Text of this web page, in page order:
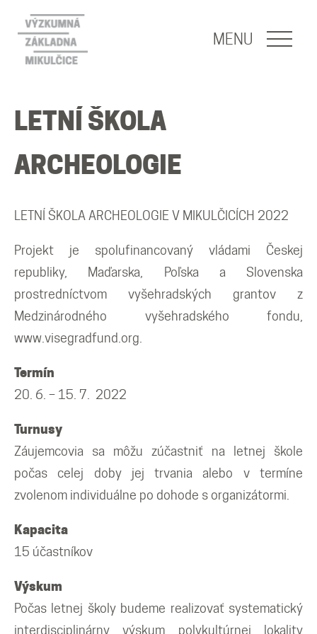
NAVIGACE
Publikace
Mikulčické ediční řady
Projekty
Klíčová témata výzkumu
MENU
LETNÍ ŠKOLA
ARCHEOLOGIE
LETNÍ ŠKOLA ARCHEOLOGIE V MIKULČICÍCH 2022
Projekt je spolufinancovaný vládami Českej
republiky, Maďarska, Poľska a Slovenska
prostredníctvom vyšehradských grantov z
Medzinárodného vyšehradského fondu,
www.visegradfund.org.
Termín
20. 6. – 15. 7. 2022
Turnusy
Záujemcovia sa môžu zúčastniť na letnej škole
počas celej doby jej trvania alebo v termíne
zvolenom individuálne po dohode s organizátormi.
Kapacita
15 účastníkov
Výskum
Počas letnej školy budeme realizovať systematický
interdisciplinárny výskum polykultúrnej lokality